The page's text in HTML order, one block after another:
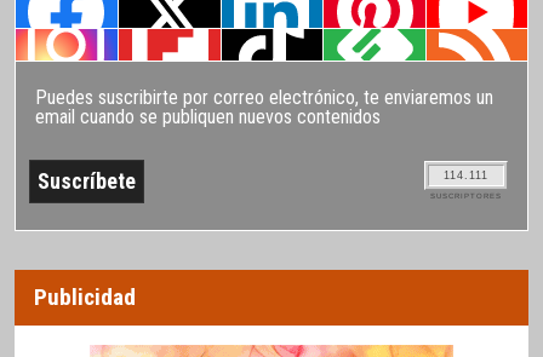
Puedes suscribirte por correo electrónico, te enviaremos un
email cuando se publiquen nuevos contenidos
114.111
SUSCRIPTORES
Publicidad